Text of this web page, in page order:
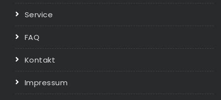
Service
FAQ
Kontakt
Impressum